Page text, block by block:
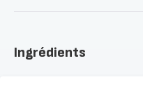
gamme
Ingrédients